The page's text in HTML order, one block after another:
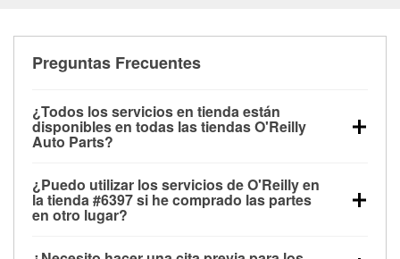
Preguntas Frecuentes
¿Todos los servicios en tienda están
disponibles en todas las tiendas O'Reilly
Auto Parts?
las pruebas de batería, pruebas de alternador y
motor de arranque, revisión de la luz “Check Engine”
con O'Reilly VeriScan® e instalación de
limpiaparabrisas o bombillas, están disponibles en
¿Puedo utilizar los servicios de O'Reilly en
la tienda #6397 si he comprado las partes
en otro lugar?